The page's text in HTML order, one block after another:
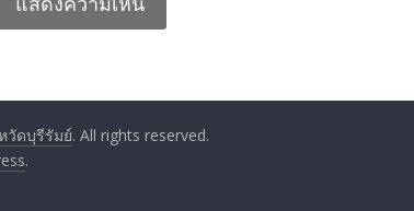
วัดบุรีรัมย์. All rights reserved.
.